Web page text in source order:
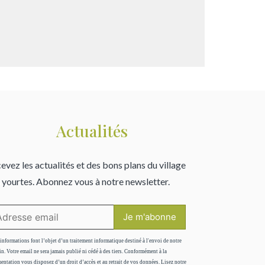
Actualités
les actualités et des bons plans du village
yourtes. Abonnez vous à notre newsletter.
font l’objet d’un traitement informatique destiné à l'envoi de notre
Votre email ne sera jamais publié ni cédé à des tiers. Conformément à la
vous disposez d’un droit d’accès et au retrait de vos données. Lisez notre